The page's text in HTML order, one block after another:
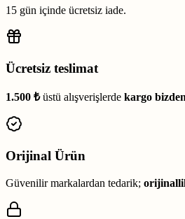
15 gün içinde ücretsiz iade.
Ücretsiz teslimat
1.500 ₺üstü alışverişlerde kargo bizden
Orijinal Ürün
Güvenilir markalardan tedarik;